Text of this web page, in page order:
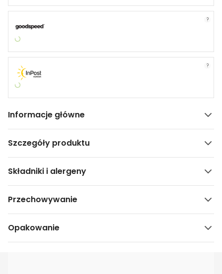
?
?
Informacje główne
Szczegóły produktu
Składniki i alergeny
Przechowywanie
Opakowanie